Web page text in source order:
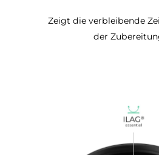
Zeigt die verbleibende
der